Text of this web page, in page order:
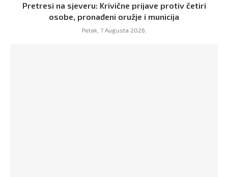
Pretresi na sjeveru: Krivične prijave protiv četiri
osobe, pronađeni oružje i municija
Petak, 7 Augusta 2026,